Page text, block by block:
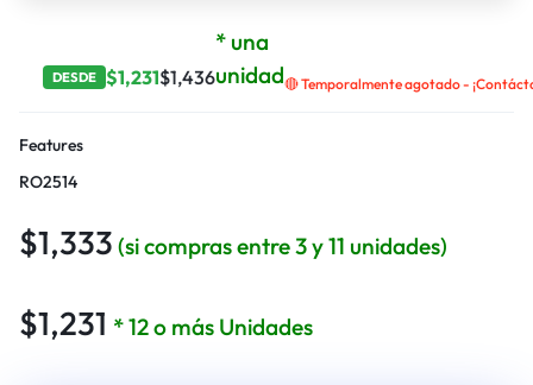
DESDE $1,231$1,436
* una
unidad🔴 Temporalmente agotado -
Features
RO2514
$1,333 (si compras entre 3 y 11 unidades)
$1,231 * 12 o más Unidades